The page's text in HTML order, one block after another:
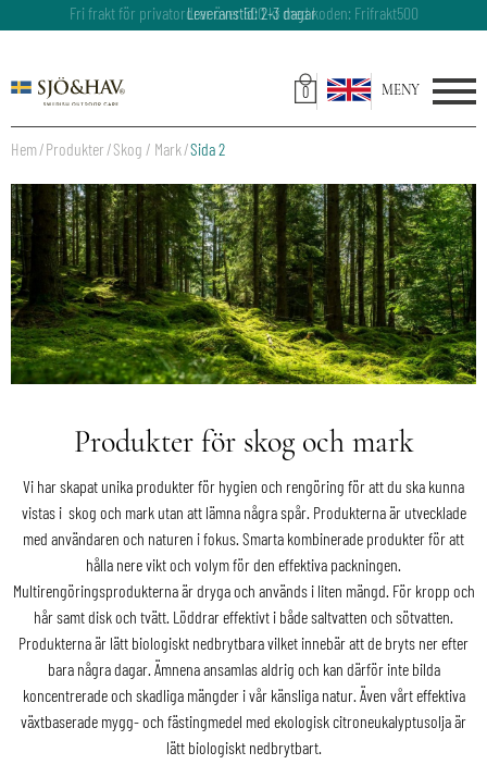
Fri frakt för privatordrar över 500 kr med koden: Frifrakt500
Leveranstid: 2-3 dagar
0
Hem Produkter Skog / Mark Sida 2
Produkter för skog och mark
Vi har skapat unika produkter för hygien och rengöring för att du ska kunna
vistas i skog och mark utan att lämna några spår. Produkterna är utvecklade
med användaren och naturen i fokus. Smarta kombinerade produkter för att
hålla nere vikt och volym för den effektiva packningen.
Multirengöringsprodukterna är dryga och används i liten mängd. För kropp och
hår samt disk och tvätt. Löddrar effektivt i både saltvatten och sötvatten.
Produkterna är lätt biologiskt nedbrytbara vilket innebär att de bryts ner efter
bara några dagar. Ämnena ansamlas aldrig och kan därför inte bilda
koncentrerade och skadliga mängder i vår känsliga natur. Även vårt effektiva
växtbaserade mygg- och fästingmedel med ekologisk citroneukalyptusolja är
lätt biologiskt nedbrytbart.